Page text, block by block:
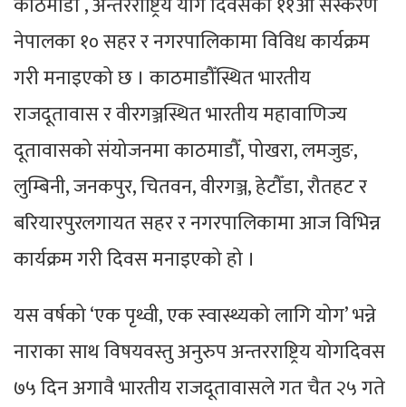
नेपालका १० सहर र नगरपालिकामा विविध कार्यक्रम
गरी मनाइएको छ । काठमाडौँस्थित भारतीय
राजदूतावास र वीरगञ्जस्थित भारतीय महावाणिज्य
दूतावासको संयोजनमा काठमाडौँ, पोखरा, लमजुङ,
लुम्बिनी, जनकपुर, चितवन, वीरगञ्ज, हेटौँडा, रौतहट र
बरियारपुरलगायत सहर र नगरपालिकामा आज विभिन्न
कार्यक्रम गरी दिवस मनाइएको हो ।
यस वर्षको ‘एक पृथ्वी, एक स्वास्थ्यको लागि योग’ भन्ने
नाराका साथ विषयवस्तु अनुरुप अन्तरराष्ट्रिय योगदिवस
७५ दिन अगावै भारतीय राजदूतावासले गत चैत २५ गते